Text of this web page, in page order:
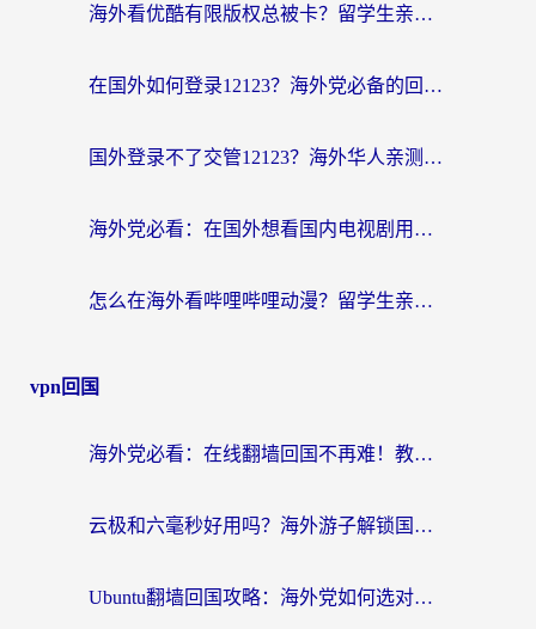
海外看优酷有限版权总被卡？留学生亲测有效的回国加速器选择指南
在国外如何登录12123？海外党必备的回国加速实用指南
国外登录不了交管12123？海外华人亲测有效的回国加速器选择指南
海外党必看：在国外想看国内电视剧用什么软件？3步解决地域限制
怎么在海外看哔哩哔哩动漫？留学生亲测有效的回国加速方案
vpn回国
海外党必看：在线翻墙回国不再难！教你选对加速器无缝刷国内资源
云极和六毫秒好用吗？海外游子解锁国内资源的真实答案
Ubuntu翻墙回国攻略：海外党如何选对加速器，无缝刷国内剧玩游戏？